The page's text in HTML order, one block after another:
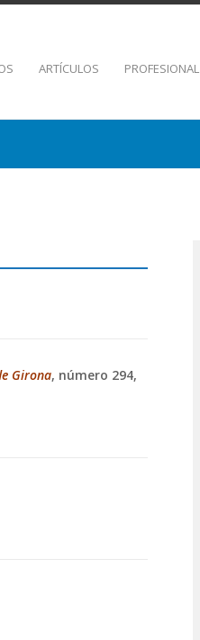
ARTÍCULOS PROFESIONAL
Girona, número 294,